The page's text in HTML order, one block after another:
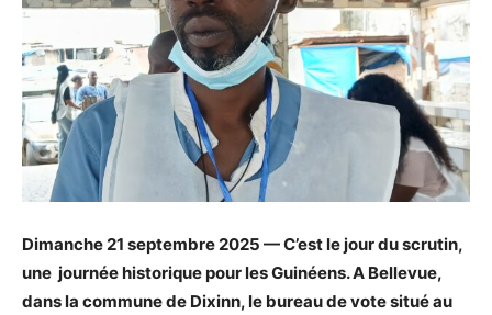
Dimanche 21 septembre 2025 — C’est le jour du scrutin,
une journée historique pour les Guinéens. A Bellevue,
dans la commune de Dixinn, le bureau de vote situé au